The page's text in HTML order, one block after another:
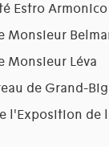
Estro Armonico
Monsieur
Monsieur Léva
de Grand-
l'Exposition de